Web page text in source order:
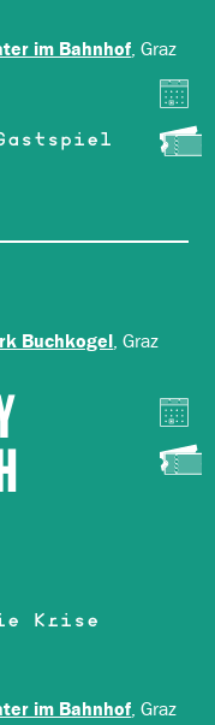
im Bahnhof, Graz
Buchkogel, Graz
Krise
im Bahnhof, Graz